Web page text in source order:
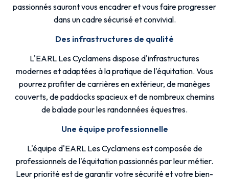
passionnés sauront vous encadrer et vous faire progresser
dans un cadre sécurisé et convivial.
Des infrastructures de qualité
L'EARL Les Cyclamens dispose d'infrastructures
modernes et adaptées à la pratique de l'équitation. Vous
pourrez profiter de carrières en extérieur, de manèges
couverts, de paddocks spacieux et de nombreux chemins
de balade pour les randonnées équestres.
Une équipe professionnelle
L'équipe d'EARL Les Cyclamens est composée de
professionnels de l'équitation passionnés par leur métier.
Leur priorité est de garantir votre sécurité et votre bien-